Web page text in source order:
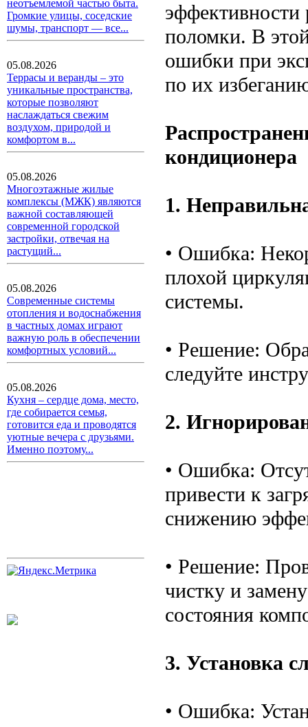
неотъемлемой частью быта.
Громкие улицы, соседские
шумы, транспорт — все...
05.08.2026
Террасы и веранды – это
уникальные пространства,
которые позволяют
наслаждаться свежим
воздухом, природой и
комфортом в...
05.08.2026
Многоэтажные жилые
комплексы (МЖК) являются
важной составляющей
современной городской
застройки, отвечая на
растущий...
05.08.2026
Современные системы
отопления и водоснабжения
в частных домах играют
важную роль в обеспечении
комфортных условий...
05.08.2026
Кухня – сердце дома, место,
где собирается семья,
готовится еда и проводятся
уютные вечера с друзьями.
Именно поэтому...
эффективности
поломки. В
ошибки при
по их
кондиционера
1.
• Ошибка:
плохой
системы.
• Решение:
следуйте
2.
• Ошибка:
привести к
снижению
• Решение:
чистку и
состояния
3. Установка
• Ошибка: